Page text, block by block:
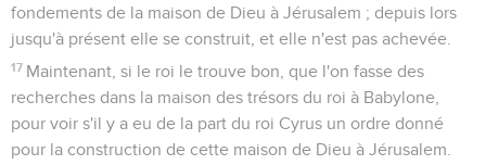
fondements de la maison de Dieu à Jérusalem ; depuis lors
jusqu'à présent elle se construit, et elle n'est pas achevée.
17 Maintenant, si le roi le trouve bon, que l'on fasse des
recherches dans la maison des trésors du roi à Babylone,
pour voir s'il y a eu de la part du roi Cyrus un ordre donné
pour la construction de cette maison de Dieu à Jérusalem.